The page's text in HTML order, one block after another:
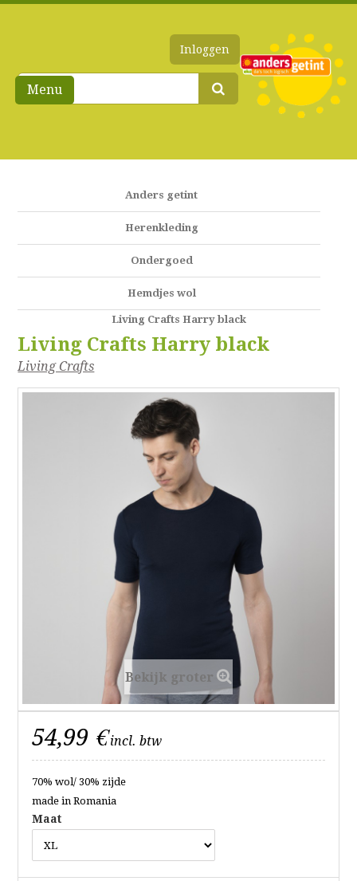
Inloggen
Menu
Anders getint
Herenkleding
Ondergoed
Hemdjes wol
Living Crafts Harry black
Living Crafts Harry black
Living Crafts
Bekijk groter
54,99 € incl. btw
70% wol/ 30% zijde
made in Romania
Maat